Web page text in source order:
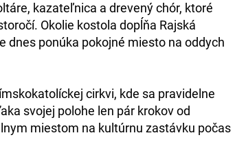
kazateľnica a drevený chór, ktoré
Okolie kostola dopĺňa Rajská
dnes ponúka pokojné miesto na oddych
cirkvi, kde sa pravidelne
svojej polohe len pár krokov od
miestom na kultúrnu zastávku počas